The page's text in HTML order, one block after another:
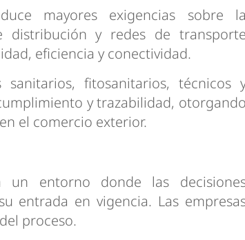
mayores exigencias sobre
distribución y redes de
eficiencia y conectividad.
fitosanitarios, técnicos
y trazabilidad,
el comercio exterior.
un entorno donde las
entrada en vigencia. Las
proceso.